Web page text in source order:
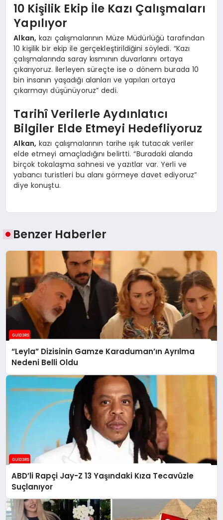
10 Kişilik Ekip İle Kazı Çalışmaları
Yapılıyor
Alkan, kazı çalışmalarının Müze Müdürlüğü tarafından
10 kişilik bir ekip ile gerçekleştirildiğini söyledi. “Kazı
çalışmalarında saray kısmının duvarlarını ortaya
çıkarıyoruz. İlerleyen süreçte ise o dönem burada 10
bin insanın yaşadığı alanları ve yapıları ortaya
çıkarmayı düşünüyoruz” dedi.
Tarihî Verilerle Aydınlatıcı
Bilgiler Elde Etmeyi Hedefliyoruz
Alkan, kazı çalışmalarının tarihe ışık tutacak veriler
elde etmeyi amaçladığını belirtti. “Buradaki alanda
birçok tokalaşma sahnesi ve yazıtlar var. Yerli ve
yabancı turistleri bu alanı görmeye davet ediyoruz”
diye konuştu.
Benzer Haberler
“Leyla” Dizisinin Gamze Karaduman’ın Ayrılma
Nedeni Belli Oldu
ABD’li Rapçi Jay-Z 13 Yaşındaki Kıza Tecavüzle
Suçlanıyor